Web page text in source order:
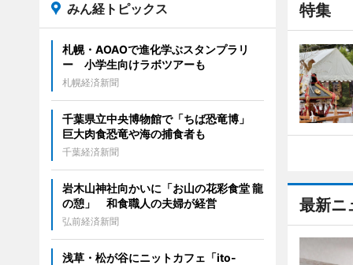
特集
最新ニ
みん経トピックス
札幌・AOAOで進化学ぶスタンプラリ
ー 小学生向けラボツアーも
札幌経済新聞
千葉県立中央博物館で「ちば恐竜博」
巨大肉食恐竜や海の捕食者も
千葉経済新聞
岩木山神社向かいに「お山の花彩食堂 龍
の憩」 和食職人の夫婦が経営
弘前経済新聞
浅草・松が谷にニットカフェ「ito-